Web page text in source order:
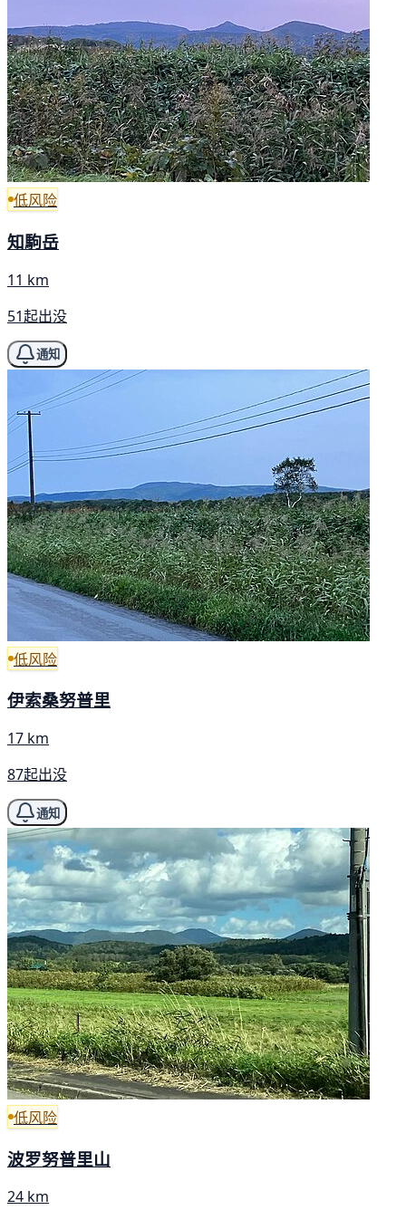
低风险
知駒岳
11 km
51起出没
通知
低风险
伊索桑努普里
17 km
87起出没
通知
低风险
波罗努普里山
24 km